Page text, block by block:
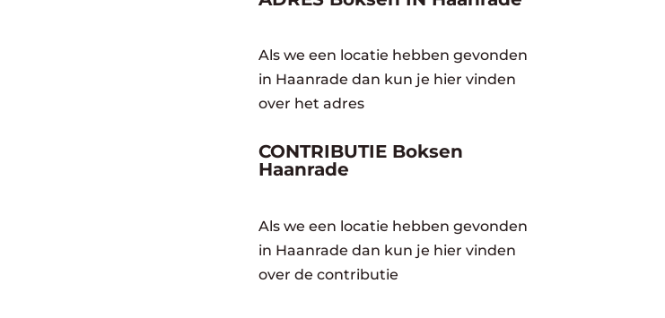
Als we een locatie hebben gevonden
in Haanrade dan kun je hier vinden
over het adres
CONTRIBUTIE Boksen
Haanrade
Als we een locatie hebben gevonden
in Haanrade dan kun je hier vinden
over de contributie